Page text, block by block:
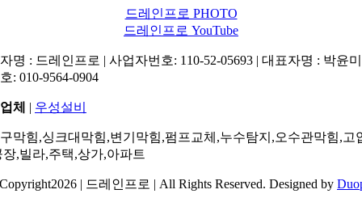
드레인프로 PHOTO
드레인프로 YouTube
명 : 드레인프로 | 사업자번호: 110-52-05693 | 대표자명 : 박윤
: 010-9564-0904
체 | 우성설비
막힘,싱크대막힘,변기막힘,펌프교체,누수탐지,오수관막힘,고
장,빌라,주택,상가,아파트
| 드레인프로 | All Rights Reserved. Designed by